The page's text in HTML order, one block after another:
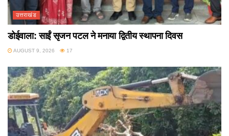
उत्तराखंड
डोईवाला: साईं सृजन पटल ने मनाया द्वितीय स्थापना दिवस
AUGUST 9, 2026 17